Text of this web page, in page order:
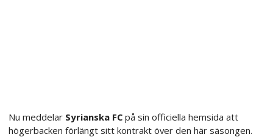
Nu meddelar Syrianska FC på sin officiella hemsida att
högerbacken förlängt sitt kontrakt över den här säsongen.